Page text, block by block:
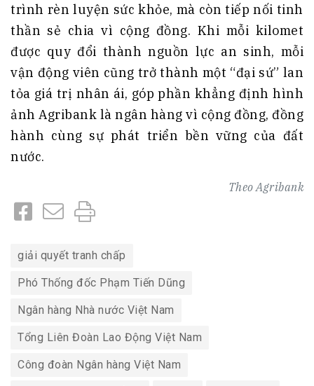
trình rèn luyện sức khỏe, mà còn tiếp nối tinh
thần sẻ chia vì cộng đồng. Khi mỗi kilomet
được quy đổi thành nguồn lực an sinh, mỗi
vận động viên cũng trở thành một “đại sứ” lan
tỏa giá trị nhân ái, góp phần khẳng định hình
ảnh Agribank là ngân hàng vì cộng đồng, đồng
hành cùng sự phát triển bền vững của đất
nước.
Theo Agribank
giải quyết tranh chấp
Phó Thống đốc Phạm Tiến Dũng
Ngân hàng Nhà nước Việt Nam
Tổng Liên Đoàn Lao Động Việt Nam
Công đoàn Ngân hàng Việt Nam